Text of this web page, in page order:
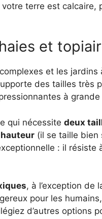
terre est calcaire,
et
et les
des tailles très
à grande
qui nécessite deux
hauteur (il se taille bien
: il résiste
, à l’exception de
pour les
d’autres options